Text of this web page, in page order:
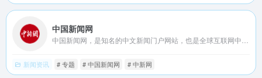
中国新闻网
新闻资讯 # 专题 # 中国新闻网 # 中新网